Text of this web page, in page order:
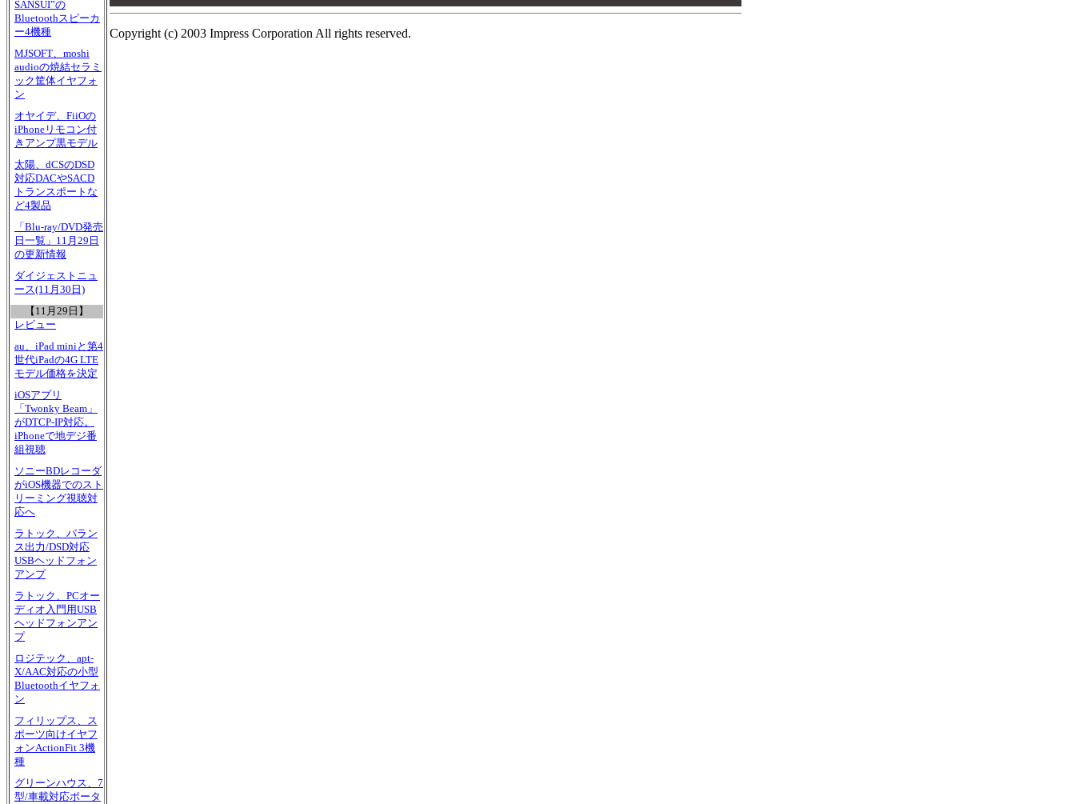
SANSUI”の
Bluetoothスピーカ
ー4機種
MJSOFT、moshi
audioの焼結セラミ
ック筐体イヤフォ
ン
オヤイデ、FiiOの
iPhoneリモコン付
きアンプ黒モデル
太陽、dCSのDSD
対応DACやSACD
トランスポートな
ど4製品
「Blu-ray/DVD発売
日一覧」11月29日
の更新情報
ダイジェストニュ
ース(11月30日)
【11月29日】
レビュー
au、iPad miniと第4
世代iPadの4G LTE
モデル価格を決定
iOSアプリ
「Twonky Beam」
がDTCP-IP対応。
iPhoneで地デジ番
組視聴
ソニーBDレコーダ
がiOS機器でのスト
リーミング視聴対
応へ
ラトック、バラン
ス出力/DSD対応
USBヘッドフォン
アンプ
ラトック、PCオー
ディオ入門用USB
ヘッドフォンアン
プ
ロジテック、apt-
X/AAC対応の小型
Bluetoothイヤフォ
ン
フィリップス、ス
ポーツ向けイヤフ
ォンActionFit 3機
種
グリーンハウス、7
型/車載対応ポータ
Copyright (c) 2003 Impress Corporation All rights reserved.